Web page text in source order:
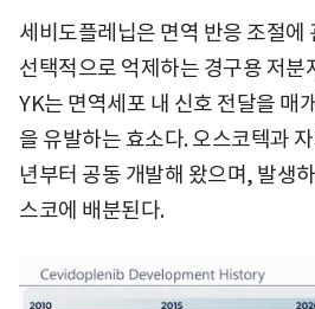
세비도플레닙은 면역 반응 조절에
선택적으로 억제하는 경구용 저분
YK는 면역세포 내 신호 전달을 매
을 유발하는 효소다. 오스코텍과
년부터 공동 개발해 왔으며, 발생
스코에 배분된다.